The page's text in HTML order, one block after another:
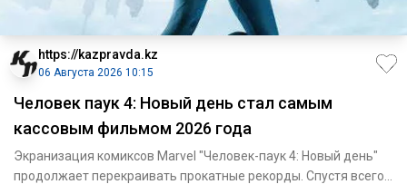
https://kazpravda.kz
06 Августа 2026 10:15
Человек паук 4: Новый день стал самым
кассовым фильмом 2026 года
Экранизация комиксов Marvel "Человек-паук 4: Новый день"
продолжает перекраивать прокатные рекорды. Спустя всего